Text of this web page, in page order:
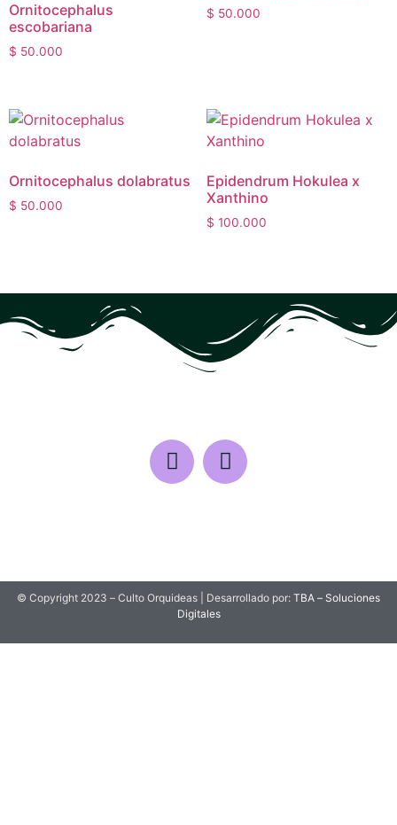
Ornitocephalus
escobariana
$ 50.000
$ 50.000
Ornitocephalus dolabratus
$ 50.000
Epidendrum Hokulea x
Xanthino
$ 100.000
© Copyright 2023 – Culto Orquideas | Desarrollado por: TBA – Soluciones
Digitales